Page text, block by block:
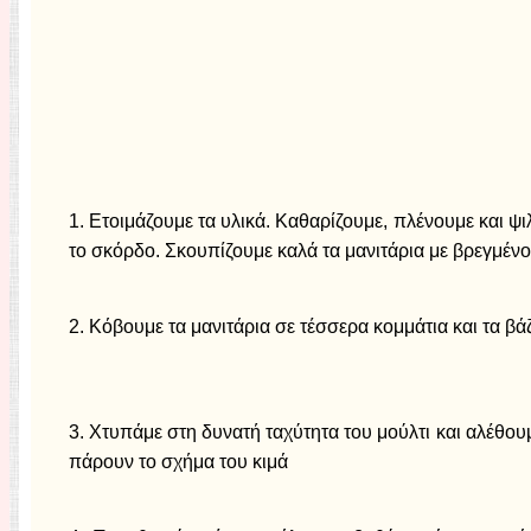
1. Ετοιμάζουμε τα υλικά. Καθαρίζουμε, πλένουμε και
το σκόρδο. Σκουπίζουμε καλά τα μανιτάρια με βρεγμένο
2. Κόβουμε τα μανιτάρια σε τέσσερα κομμάτια και τα
3. Χτυπάμε στη δυνατή ταχύτητα του μούλτι και
πάρουν το σχήμα του κιμά